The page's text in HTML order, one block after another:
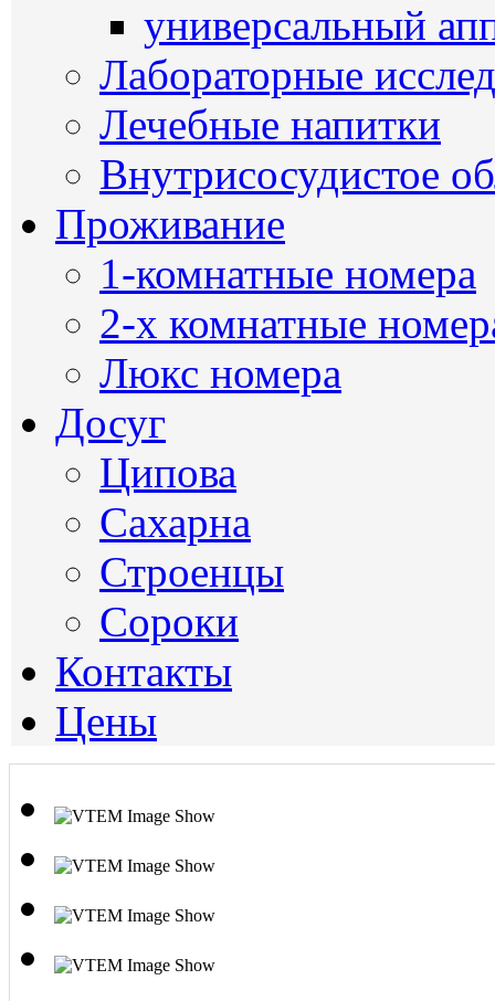
универсальный
Лабораторные
Лечебные напитки
Внутрисосудистое
Проживание
1-комнатные номера
2-х комнатные
Люкс номера
Досуг
Ципова
Сахарна
Строенцы
Сороки
Контакты
Цены